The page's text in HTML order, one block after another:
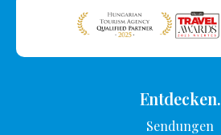
Entdecken.
Sendungen